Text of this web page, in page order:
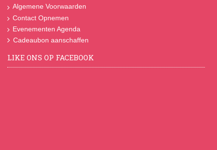
Algemene Voorwaarden
Contact Opnemen
Evenementen Agenda
Cadeaubon aanschaffen
LIKE ONS OP FACEBOOK